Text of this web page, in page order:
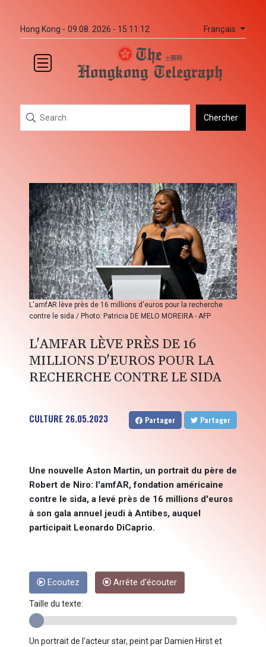
Hong Kong - 09.08. 2026 - 15:11:12 Français
Chercher
L'amfAR lève près de 16 millions d'euros pour la recherche
contre le sida / Photo: Patricia DE MELO MOREIRA - AFP
L'AMFAR LÈVE PRÈS DE 16
MILLIONS D'EUROS POUR LA
RECHERCHE CONTRE LE SIDA
CULTURE 26.05.2023 Partager Partager
Une nouvelle Aston Martin, un portrait du père de
Robert de Niro: l'amfAR, fondation américaine
contre le sida, a levé près de 16 millions d'euros
à son gala annuel jeudi à Antibes, auquel
participait Leonardo DiCaprio.
Ecoutez Arrête d'écouter
Taille du texte:
Un portrait de l'acteur star, peint par Damien Hirst et